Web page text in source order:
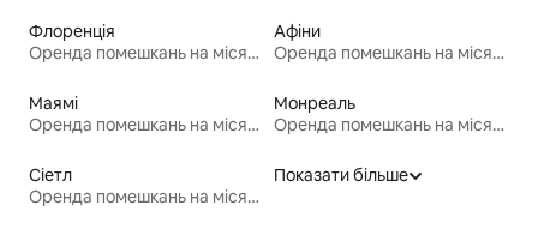
Флоренція
Оренда помешкань на місяць
Афіни
Оренда помешкань на місяць
Маямі
Оренда помешкань на місяць
Монреаль
Оренда помешкань на місяць
Сіетл
Оренда помешкань на місяць
Показати більше